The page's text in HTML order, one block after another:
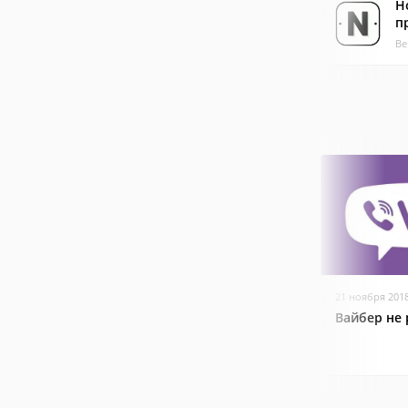
21 ноября
Вайбер не